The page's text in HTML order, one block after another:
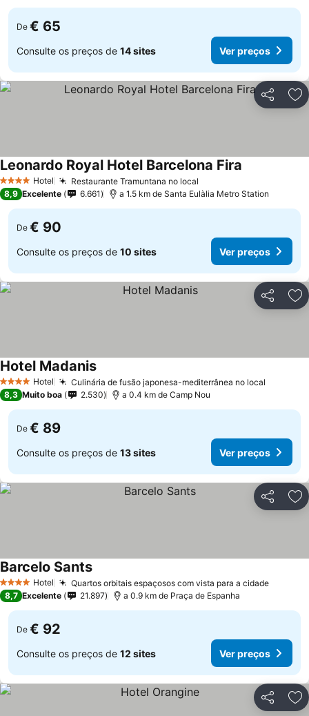
De € 65
Consulte os preços de 14 sites Ver preços
Partilhar
4 EstrelasHotel Restaurante Tramuntana no local
Leonardo Royal Hotel Barcelona Fira
8,9 Excelente 6.661 a 1.5 km de Santa Eulàlia Metro Station
De € 90
Consulte os preços de 10 sites Ver preços
Partilhar
4 EstrelasHotel Culinária de fusão japonesa-mediterrânea no local
Hotel MadanisVer preços
8,3 Muito boa 2.530 a 0.4 km de Camp Nou
De € 89
Consulte os preços de 13 sites Ver preços
Partilhar
4 EstrelasHotel Quartos orbitais espaçosos com vista para a cidadeVer
Barcelo SantsVer preços
8,7 Excelente 21.897 a 0.9 km de Praça de Espanha
De € 92
Consulte os preços de 12 sites Ver preços
Partilhar